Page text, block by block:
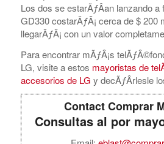
Los dos se estarÃƒÂ­an lanzando
GD330 costarÃƒÂ¡ cerca de $ 200
llegarÃƒÂ¡ con un valor
Para encontrar mÃƒÂ¡s
LG, visite a estos mayoristas de
accesorios de LG y decÃƒÂ­rlesle
Contact Comprar
Consultas al por